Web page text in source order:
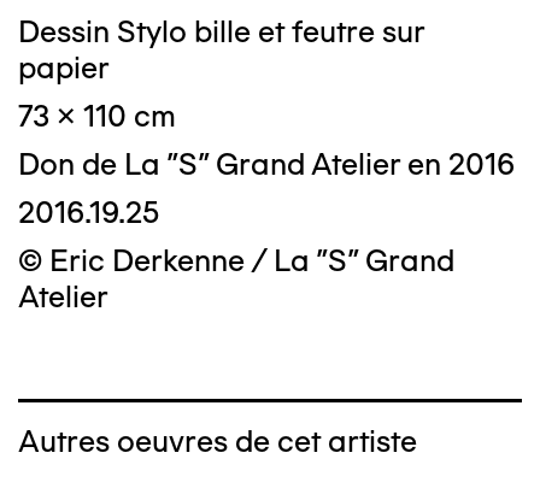
Dessin Stylo bille et feutre sur
papier
73 x 110 cm
Don de La "S" Grand Atelier en 2016
2016.19.25
© Eric Derkenne / La "S" Grand
Atelier
Autres oeuvres de cet artiste